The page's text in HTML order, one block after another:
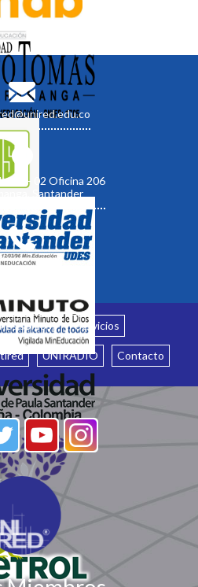
35 - 02 Oficina 206
Santander
somos? Servicios
UNIRADIO Contacto